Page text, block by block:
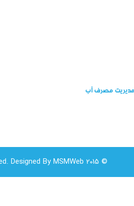
مصرف آب
© 2015 IWWA. All Rights Reserved. Designed By MSMWeb